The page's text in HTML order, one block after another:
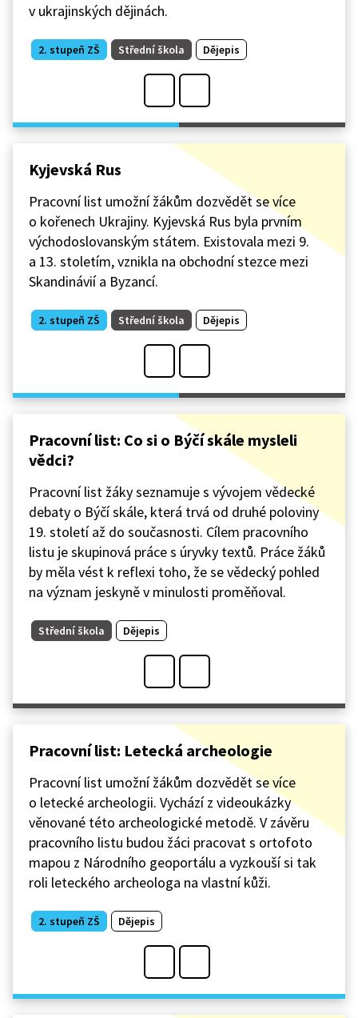
v ukrajinských dějinách.
2. stupeň ZŠ Střední škola Dějepis
Kyjevská Rus
Pracovní list umožní žákům dozvědět se více
o kořenech Ukrajiny. Kyjevská Rus byla prvním
východoslovanským státem. Existovala mezi 9.
a 13. stoletím, vznikla na obchodní stezce mezi
Skandinávií a Byzancí.
2. stupeň ZŠ Střední škola Dějepis
Pracovní list: Co si o Býčí skále mysleli
vědci?
Pracovní list žáky seznamuje s vývojem vědecké
debaty o Býčí skále, která trvá od druhé poloviny
19. století až do současnosti. Cílem pracovního
listu je skupinová práce s úryvky textů. Práce žáků
by měla vést k reflexi toho, že se vědecký pohled
na význam jeskyně v minulosti proměňoval.
Střední škola Dějepis
Pracovní list: Letecká archeologie
Pracovní list umožní žákům dozvědět se více
o letecké archeologii. Vychází z videoukázky
věnované této archeologické metodě. V závěru
pracovního listu budou žáci pracovat s ortofoto
mapou z Národního geoportálu a vyzkouší si tak
roli leteckého archeologa na vlastní kůži.
2. stupeň ZŠ Dějepis